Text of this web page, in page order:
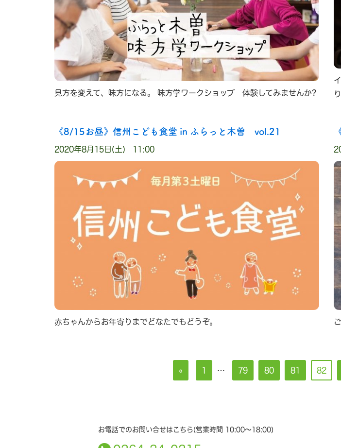
見方を変えて、味方になる。 味方学ワークショップ 体験してみませんか?
《8/15お昼》信州こども食堂 in ふらっと木曽 vol.21
2020年8月15日(土) 11:00
赤ちゃんからお年寄りまでどなたでもどうぞ。
« 1 … 79 80 81 82
お電話でのお問い合せはこちら(営業時間 10:00〜18:00)